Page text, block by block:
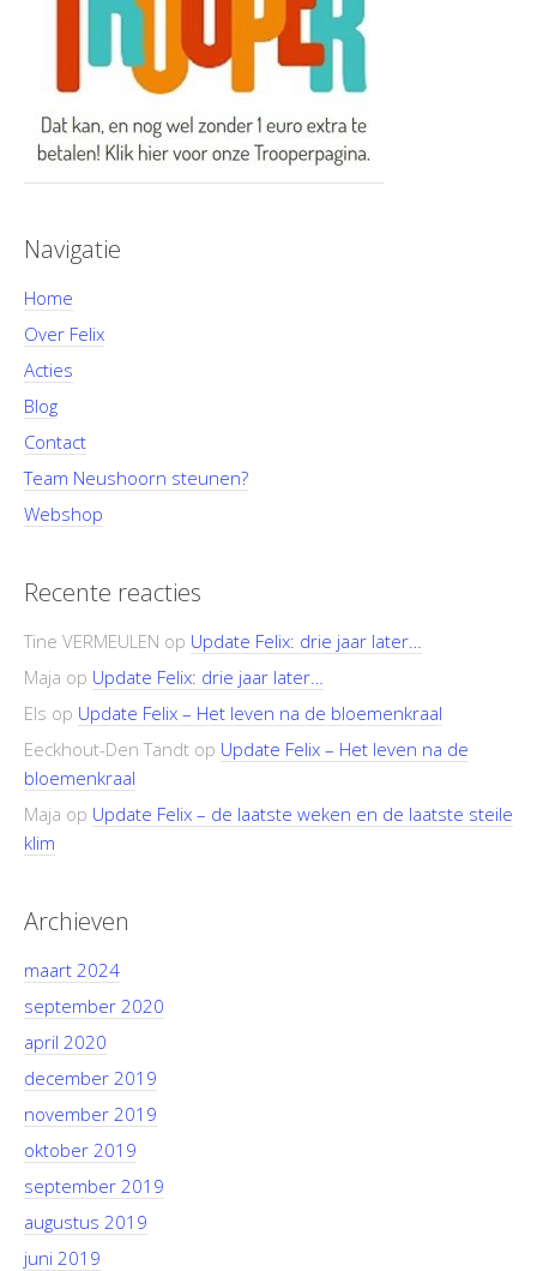
Navigatie
Home
Over Felix
Acties
Blog
Contact
Team Neushoorn steunen?
Webshop
Recente reacties
Tine VERMEULEN op Update Felix: drie jaar later…
Maja op Update Felix: drie jaar later…
Els op Update Felix – Het leven na de bloemenkraal
Eeckhout-Den Tandt op Update Felix – Het leven na de
bloemenkraal
Maja op Update Felix – de laatste weken en de laatste steile
klim
Archieven
maart 2024
september 2020
april 2020
december 2019
november 2019
oktober 2019
september 2019
augustus 2019
juni 2019